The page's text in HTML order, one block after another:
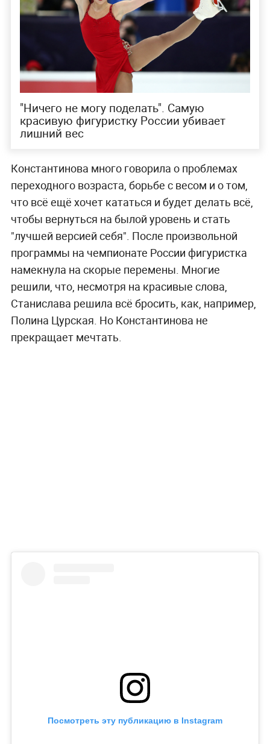
"Ничего не могу поделать". Самую
красивую фигуристку России убивает
лишний вес
Константинова много говорила о проблемах
переходного возраста, борьбе с весом и о том,
что всё ещё хочет кататься и будет делать всё,
чтобы вернуться на былой уровень и стать
"лучшей версией себя". После произвольной
программы на чемпионате России фигуристка
намекнула на скорые перемены. Многие
решили, что, несмотря на красивые слова,
Станислава решила всё бросить, как, например,
Полина Цурская. Но Константинова не
прекращает мечтать.
Посмотреть эту публикацию в Instagram